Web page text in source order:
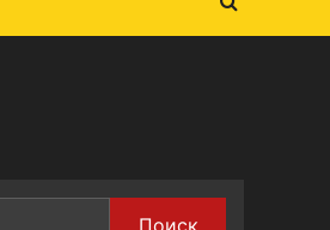
Поиск